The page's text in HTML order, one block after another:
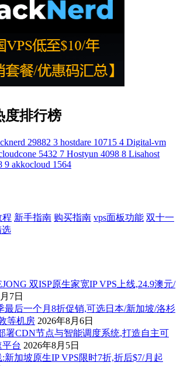
度排行榜
29882 3 hostdare 10715 4 Digital-vm
5432 7 Hostyun 4098 8 Lisahost
9 akkocloud 1564
程 新手指南 购买指南 vps面板功能 双十一
选
双ISP原生家宽IP VPS上线,24.9澳元/
7日
最后一个月8折促销,可选日本/新加坡/洛杉
等机房 2026年8月6日
署CDN节点与智能调度系统,打造自主可
台 2026年8月5日
新加坡原生IP VPS限时7折,折后$7/月起